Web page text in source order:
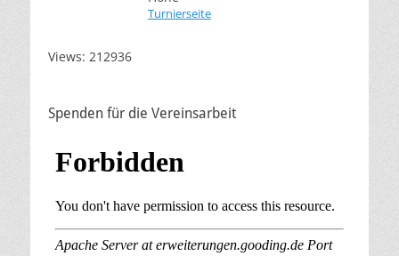
Turnierseite
Views: 212936
Spenden für die Vereinsarbeit